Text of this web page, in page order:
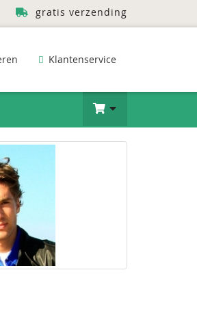
gratis verzending
Klantenservice